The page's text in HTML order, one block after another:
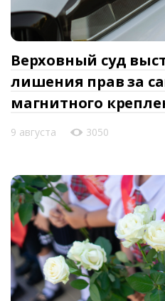
Верховный суд
лишения прав за
магнитного
9 августа 3050